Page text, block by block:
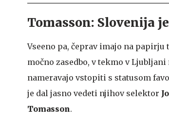
Tomasson: Slovenija
Vseeno pa, čeprav imajo na papirju
močno zasedbo, v tekmo v Ljubljani
nameravajo vstopiti s statusom
je dal jasno vedeti njihov selektor
Tomasson.